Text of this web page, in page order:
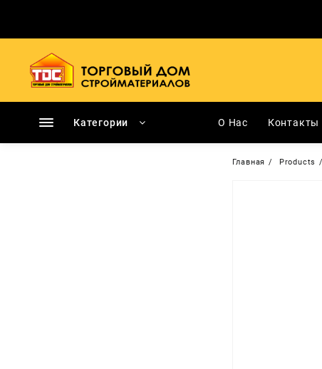
содержимому
Категории О Нас Контакты
Главная Products